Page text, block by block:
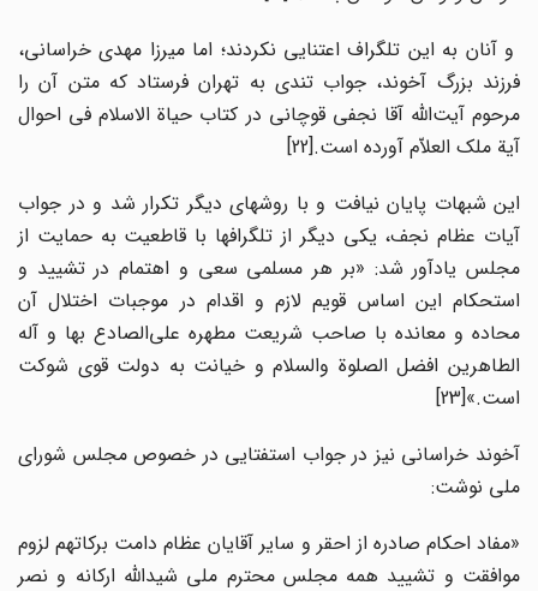
و آنان به این تلگراف اعتنایی نکردند؛ اما میرزا مهدی خراسانی،
فرزند بزرگ آخوند، جواب تندی به تهران فرستاد که متن آن را
مرحوم آیت‌الله آقا نجفی قوچانی در کتاب حیاة الاسلام فی احوال
آیة ملک العلاّم آورده است.[22]
این شبهات پایان نیافت و با روشهای دیگر تکرار شد و در جواب
آیات عظام نجف، یکی دیگر از تلگرافها با قاطعیت به حمایت از
مجلس یادآور شد: «بر هر مسلمی سعی و اهتمام در تشیید و
استحکام این اساس قویم لازم و اقدام در موجبات اختلال آن
محاده و معانده با صاحب شریعت مطهره علی‌الصادع بها و آله
الطاهرین افضل الصلوة والسلام و خیانت به دولت قوی شوکت
است.»[23]
آخوند خراسانی نیز در جواب استفتایی در خصوص مجلس شورای
ملی نوشت:
«مفاد احکام صادره از احقر و سایر آقایان عظام دامت برکاتهم لزوم
موافقت و تشیید همه مجلس محترم ملی شیدالله ارکانه و نصر